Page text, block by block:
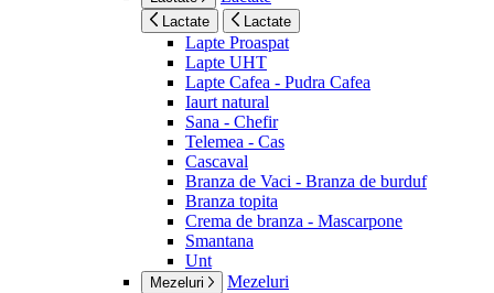
Lactate Lactate
Lapte Proaspat
Lapte UHT
Lapte Cafea - Pudra Cafea
Iaurt natural
Sana - Chefir
Telemea - Cas
Cascaval
Branza de Vaci - Branza de burduf
Branza topita
Crema de branza - Mascarpone
Smantana
Unt
Mezeluri Mezeluri